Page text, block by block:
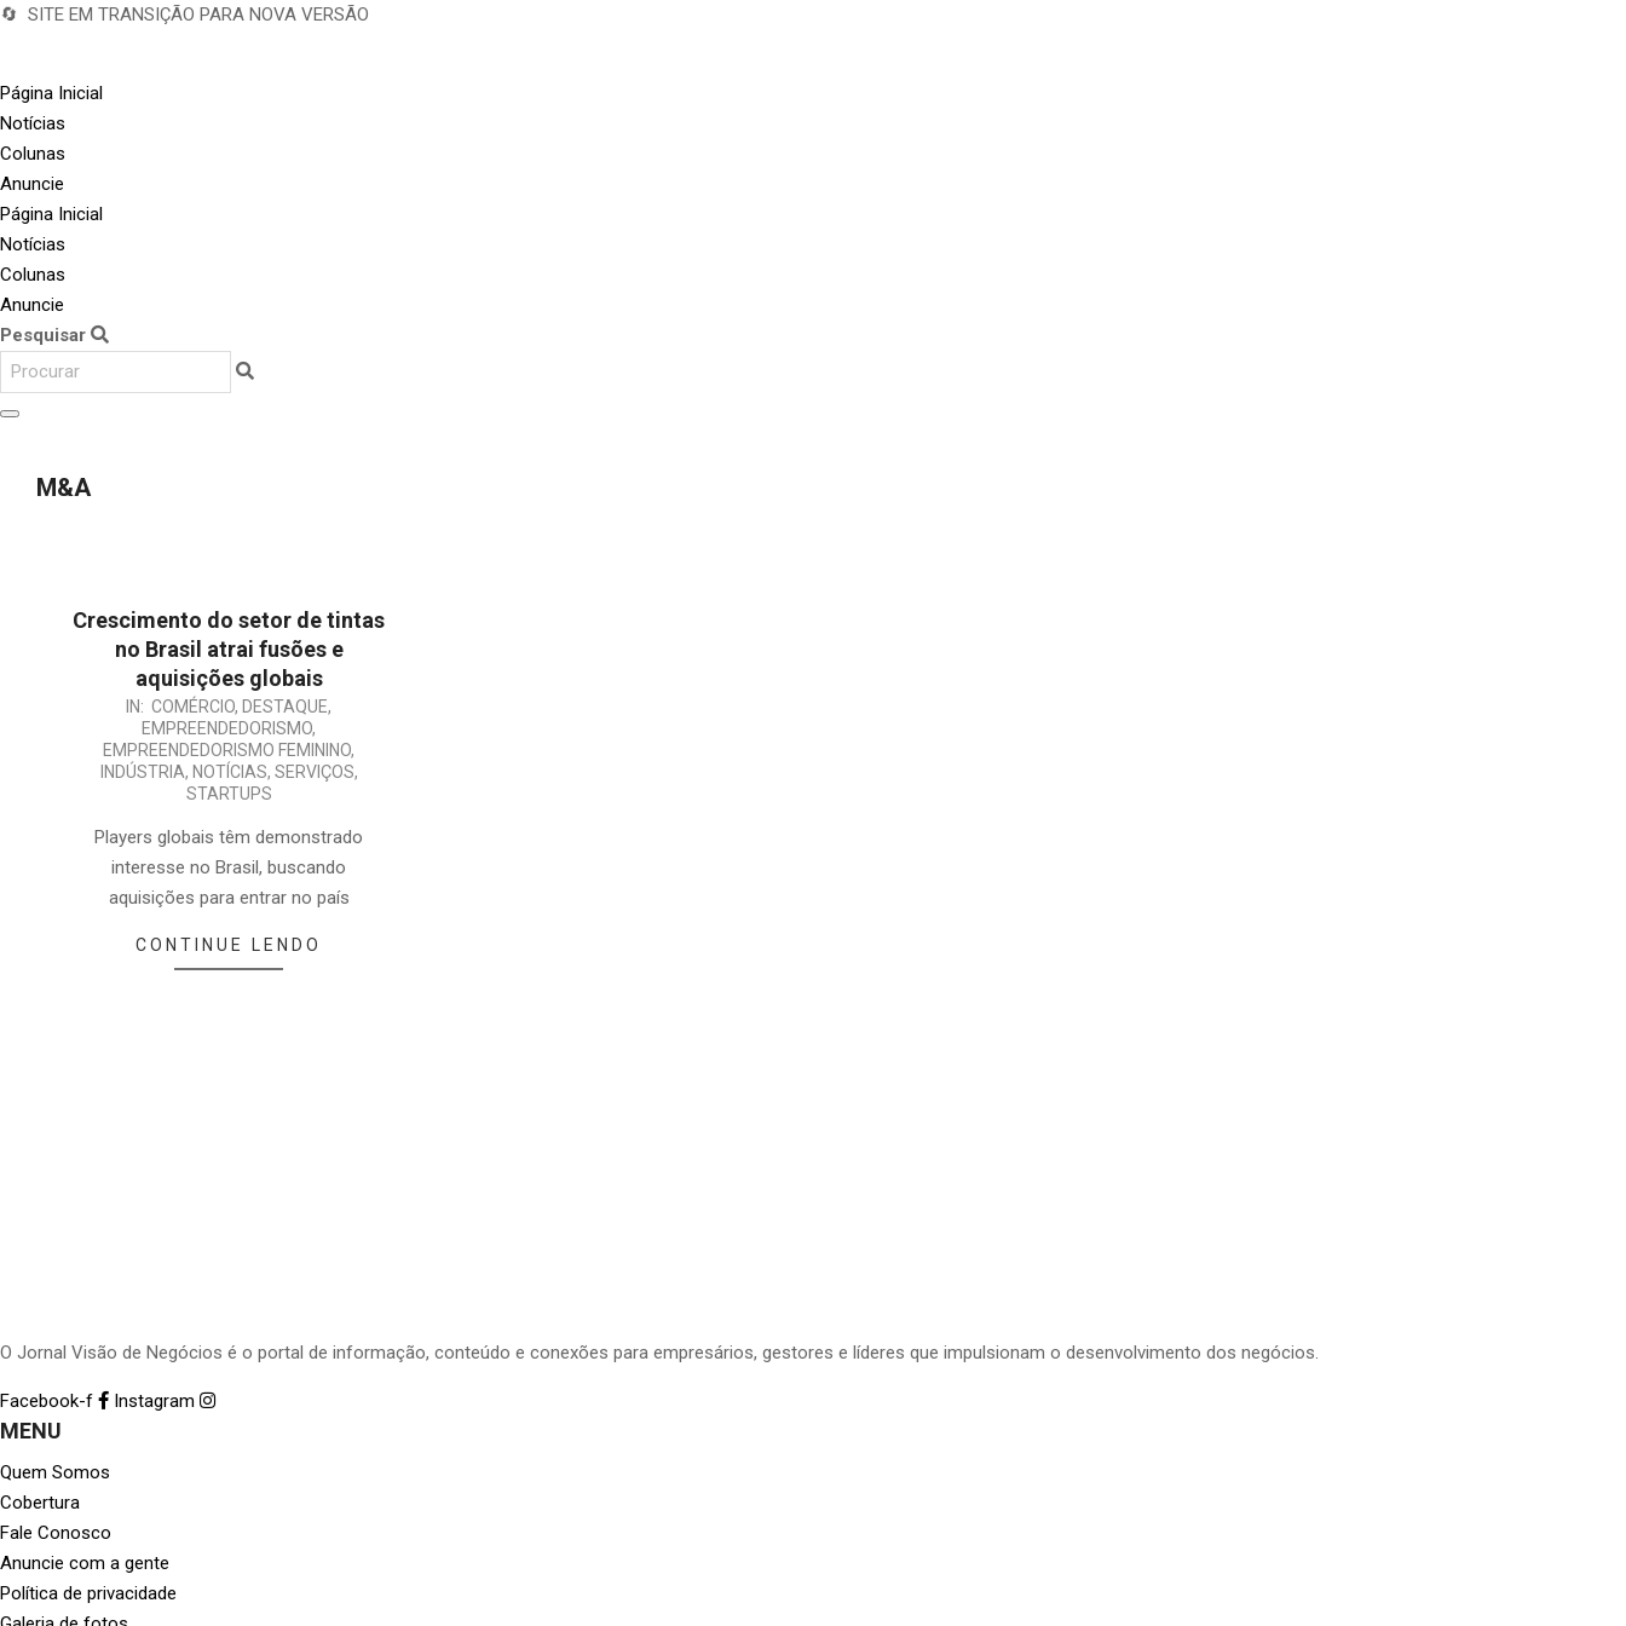
🔄 SITE EM TRANSIÇÃO PARA NOVA VERSÃO
Página Inicial
Notícias
Colunas
Anuncie
Página Inicial
Notícias
Colunas
Anuncie
Pesquisar
M&A
Crescimento do setor de tintas
no Brasil atrai fusões e
aquisições globais
IN: COMÉRCIO, DESTAQUE,
EMPREENDEDORISMO,
EMPREENDEDORISMO FEMININO,
INDÚSTRIA, NOTÍCIAS, SERVIÇOS,
STARTUPS
Players globais têm demonstrado
interesse no Brasil, buscando
aquisições para entrar no país
CONTINUE LENDO
O Jornal Visão de Negócios é o portal de informação, conteúdo e conexões para empresários, gestores e líderes que impulsionam o desenvolvimento dos negócios.
Facebook-f Instagram
MENU
Quem Somos
Cobertura
Fale Conosco
Anuncie com a gente
Política de privacidade